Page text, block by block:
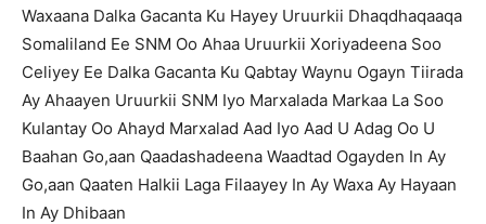
Waxaana Dalka Gacanta Ku Hayey Uruurkii Dhaqdhaqaaqa
Somaliland Ee SNM Oo Ahaa Uruurkii Xoriyadeena Soo
Celiyey Ee Dalka Gacanta Ku Qabtay Waynu Ogayn Tiirada
Ay Ahaayen Uruurkii SNM Iyo Marxalada Markaa La Soo
Kulantay Oo Ahayd Marxalad Aad Iyo Aad U Adag Oo U
Baahan Go,aan Qaadashadeena Waadtad Ogayden In Ay
Go,aan Qaaten Halkii Laga Filaayey In Ay Waxa Ay Hayaan
In Ay Dhibaan